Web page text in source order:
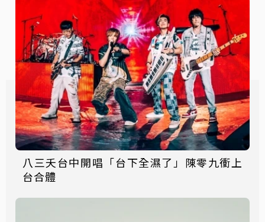
八三夭台中開唱「台下全濕了」陳零九衝上
台合體